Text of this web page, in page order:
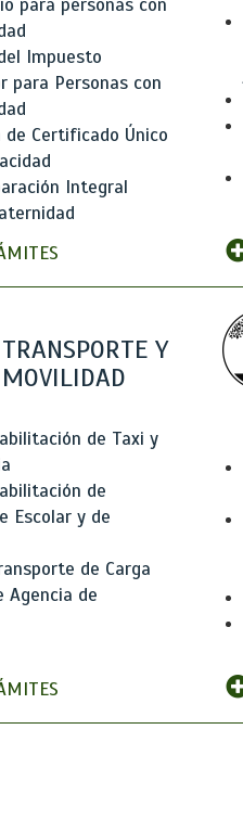
para personas con
Impuesto
para Personas con
de Certificado Único
Integral
TRANSPORTE Y
MOVILIDAD
de Taxi y
de
Escolar y de
de Carga
Agencia de